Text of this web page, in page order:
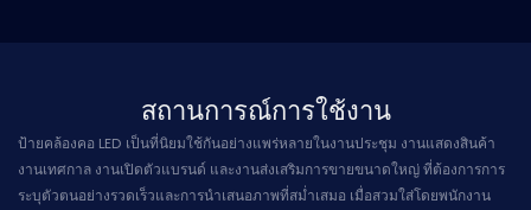
สถานการณ์การใช้งาน
ป้ายคล้องคอ LED เป็นที่นิยมใช้กันอย่างแพร่หลายในงานประชุม งานแสดงสินค้า
งานเทศกาล งานเปิดตัวแบรนด์ และงานส่งเสริมการขายขนาดใหญ่ ที่ต้องการการ
ระบุตัวตนอย่างรวดเร็วและการนำเสนอภาพที่สม่ำเสมอ เมื่อสวมใส่โดยพนักงาน